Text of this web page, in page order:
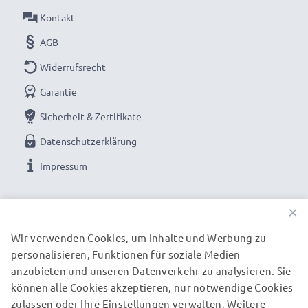
✔ Vergleichen Sie die Bezeichnung Ihres Objektiv
genau mit unseren Kompatibilitätsangaben
✔ Dieses Filterset passt zu allen Kameraobjektiven
mit einem Gewindedurchmesser von 49mm
CELLONIC UV Objektivschutzfilter
Farbe: farb-neutraler Fotofilter, Klarglas
Eigenes 49mm Gewinde: zum kombinieren mit
weiteren Filtern, Deckeln oder Gegenlichtblenden
★ 3 Jahre Garantie ★
Kontakt
AGB
Widerrufsrecht
Garantie
Sicherheit & Zertifikate
Datenschutzerklärung
Impressum
UNSERE VERSANDPARTNER
×
Wir verwenden Cookies, um Inhalte und Werbung zu
personalisieren, Funktionen für soziale Medien
anzubieten und unseren Datenverkehr zu analysieren. Sie
können alle Cookies akzeptieren, nur notwendige Cookies
zulassen oder Ihre Einstellungen verwalten. Weitere